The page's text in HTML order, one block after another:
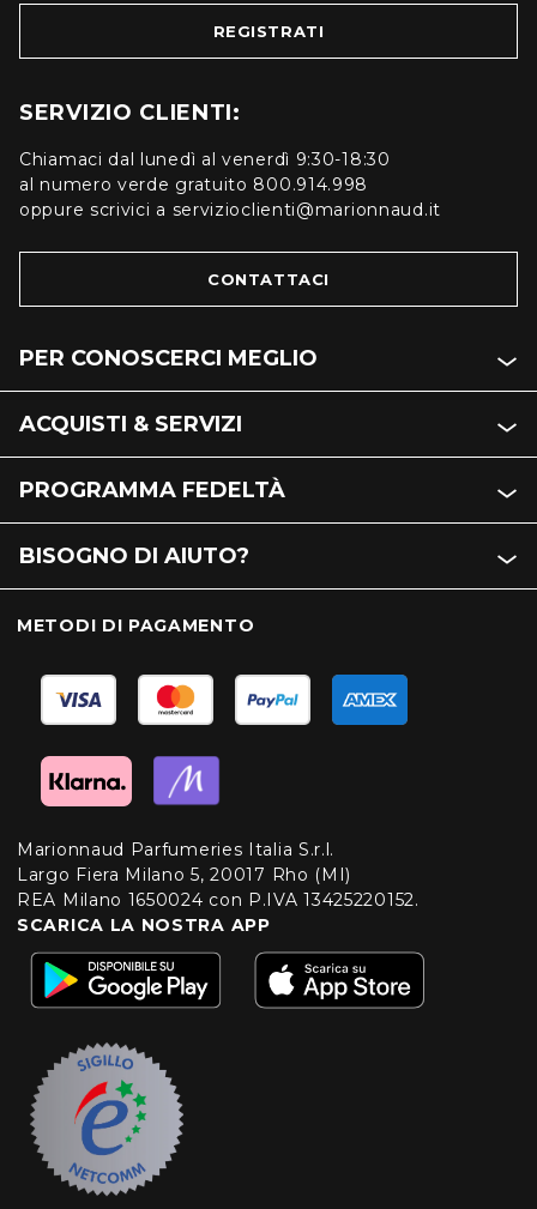
REGISTRATI
SERVIZIO CLIENTI:
Chiamaci dal lunedì al venerdì 9:30-18:30
al numero verde gratuito 800.914.998
oppure scrivici a servizioclienti@marionnaud.it
CONTATTACI
PER CONOSCERCI MEGLIO
ACQUISTI & SERVIZI
PROGRAMMA FEDELTÀ
BISOGNO DI AIUTO?
METODI DI PAGAMENTO
Marionnaud Parfumeries Italia S.r.l.
Largo Fiera Milano 5, 20017 Rho (MI)
REA Milano 1650024 con P.IVA 13425220152.
SCARICA LA NOSTRA APP